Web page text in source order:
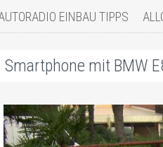
EINBAU TIPPS
Smartphone mit BMW